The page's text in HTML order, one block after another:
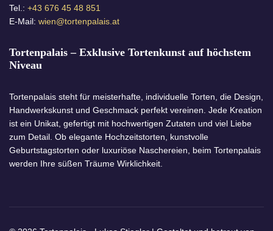
Tel.: +43 676 45 48 851
E-Mail: wien@tortenpalais.at
Tortenpalais – Exklusive Tortenkunst auf höchstem
Niveau
Tortenpalais steht für meisterhafte, individuelle Torten, die Design,
Handwerkskunst und Geschmack perfekt vereinen. Jede Kreation
ist ein Unikat, gefertigt mit hochwertigen Zutaten und viel Liebe
zum Detail. Ob elegante Hochzeitstorten, kunstvolle
Geburtstagstorten oder luxuriöse Naschereien, beim Tortenpalais
werden Ihre süßen Träume Wirklichkeit.